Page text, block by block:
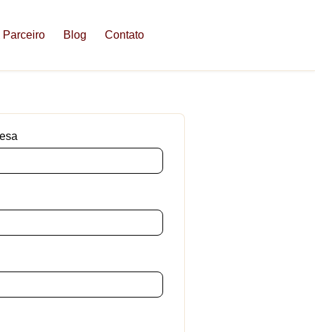
Parceiro Blog Contato